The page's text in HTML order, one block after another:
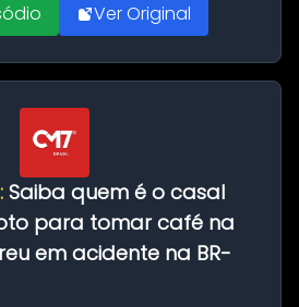
Ver Original
Saiba quem é o casal
para tomar café na
em acidente na BR-